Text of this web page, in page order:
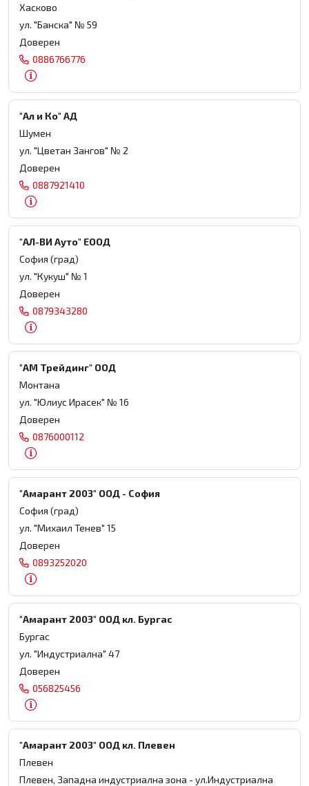
Хасково
ул. "Банска" № 59
Доверен
0886766776
"Ал и Ко" АД
Шумен
ул. "Цветан Зангов" № 2
Доверен
0887921410
"АЛ-ВИ Ауто" ЕООД
София (град)
ул. "Кукуш" № 1
Доверен
0879343280
"АМ Трейдинг" ООД
Монтана
ул. "Юлиус Ирасек" № 16
Доверен
0876000112
"Амарант 2003" ООД - София
София (град)
ул. "Михаил Тенев" 15
Доверен
0893252020
"Амарант 2003" ООД кл. Бургас
Бургас
ул. "Индустриална" 47
Доверен
056825456
"Амарант 2003" ООД кл. Плевен
Плевен
Плевен, Западна индустриална зона - ул.Индустриална